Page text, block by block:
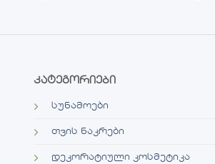
კატეგორიები
სუნამოები
თვის ნაკრები
დეკორატიული კოსმეტიკა